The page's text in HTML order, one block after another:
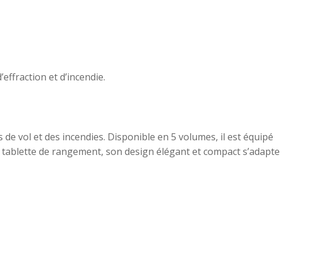
et d’incendie.
vol et des incendies. Disponible en 5 volumes, il est équipé
de rangement, son design élégant et compact s’adapte